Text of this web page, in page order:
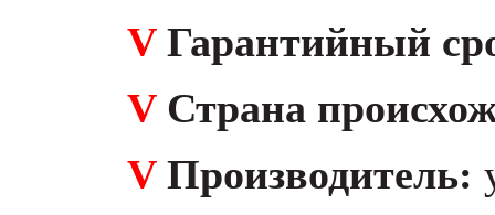
V Гарантийный
V Страна
V Производитель: